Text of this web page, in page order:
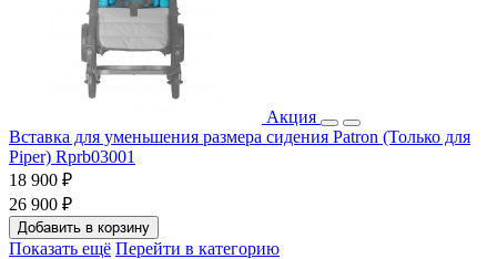
Акция
Вставка для уменьшения размера сидения Patron (Только для
Piper) Rprb03001
18 900 ₽
26 900 ₽
Добавить в корзину
Показать ещё Перейти в категорию